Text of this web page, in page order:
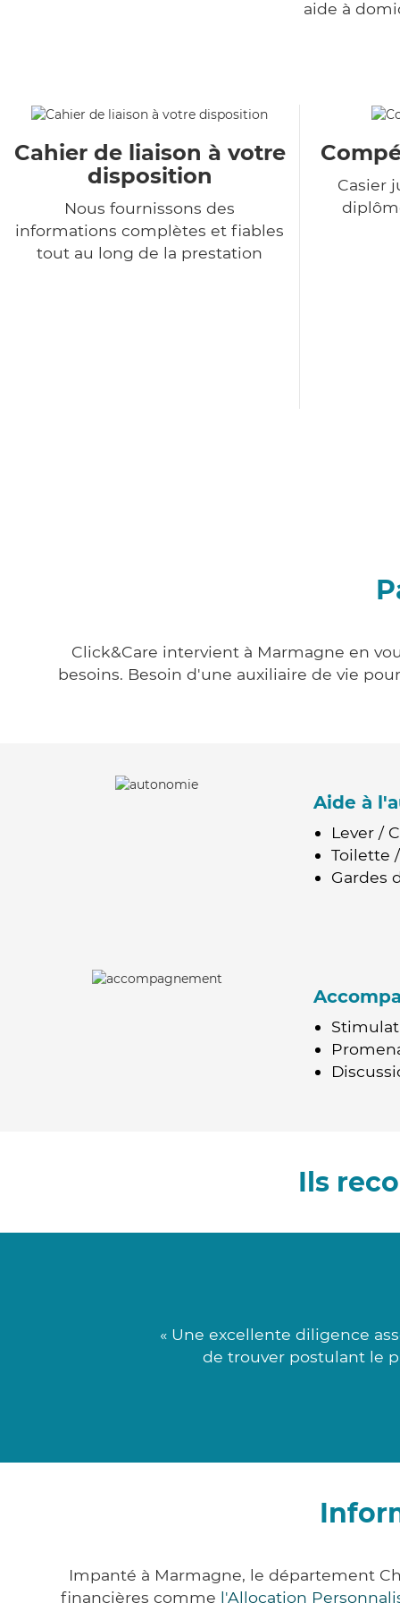
aide à
Cahier de liaison à votre
disposition
Nous fournissons des
informations complètes et fiables
tout au long de la prestation
Casier
Click&Care intervient à Marmagne en
besoins. Besoin d'une auxiliaire de vie
Aide à
Lever /
Toilette
Gardes
Ils
« Une excellente diligence
de trouver postulant le
Impanté à Marmagne, le département
financières comme l'Allocation